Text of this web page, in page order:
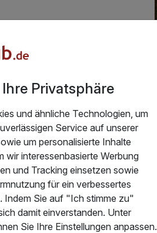
Privatsphäre
und ähnliche Technologien, um
Service auf unserer
um personalisierte Inhalte
wir interessenbasierte Werbung
und Tracking einsetzen sowie
für ein verbessertes
Indem Sie auf "Ich stimme zu"
damit einverstanden. Unter
Sie Ihre Einstellungen anpassen.